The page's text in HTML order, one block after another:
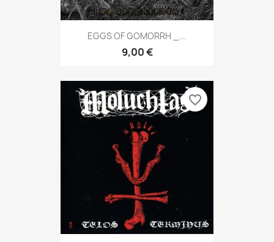
EGGS OF GOMORRH _...
9,00 €
favorite_border